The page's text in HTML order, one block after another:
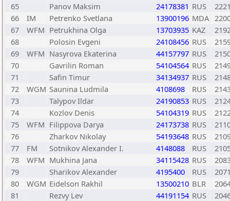
65
Panov Maksim 24178381 RUS
66
IM Petrenko Svetlana 13900196 MDA
67
WFM Petrukhina Olga 13703935 KAZ
68
Polosin Evgeni 24108456 RUS
69
WFM Nasyrova Ekaterina 44157797 RUS
70
Gavrilin Roman 54104564 RUS
71
Safin Timur 34134937 RUS
72
WGM Saunina Ludmila 4108698 RUS
73
Talypov Ildar 24190853 RUS
74
Kozlov Denis 54104319 RUS
75
WFM Filippova Darya 24173738 RUS
76
Zharkov Nikolay 54193648 RUS
77
FM Sotnikov Alexander I. 4148088 RUS
78
WFM Mukhina Jana 34115428 RUS
79
Sharikov Alexander 4195400 RUS
80
WGM Eidelson Rakhil 13500210 BLR
81
Rezvy Lev 44191154 RUS